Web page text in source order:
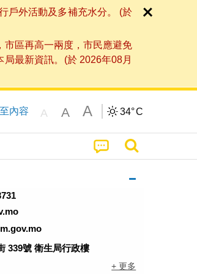
戶外活動及多補充水分。 (於
市區再高一兩度，市民應避免
最新資訊。(於 2026年08月
內容 A A A 34°C
339號 衛生局行政樓
+ 更多